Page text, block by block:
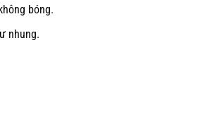
bóng.
nhung.